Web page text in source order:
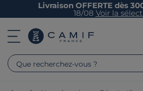
Livraison OFFERTE dès
18/08 Voir la
Que recherchez-vous ?